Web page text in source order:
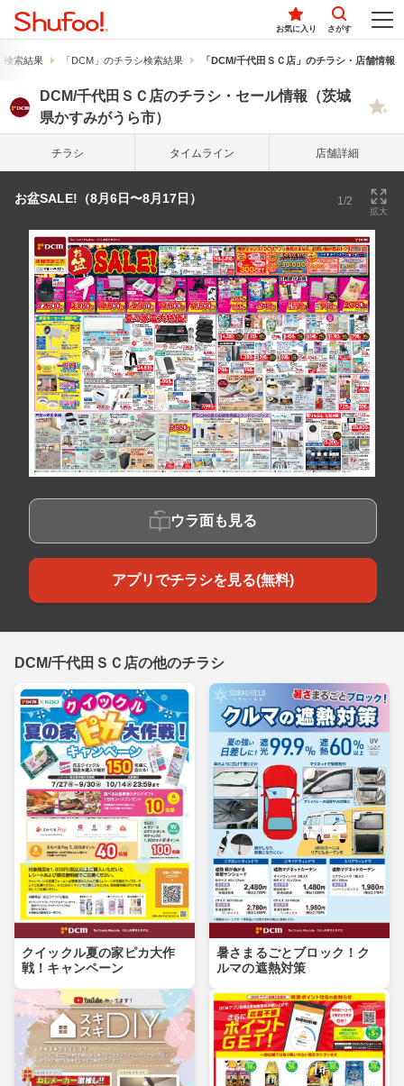
お気に入り さがす
検索結果 「DCM」のチラシ検索結果 「DCM/千代田ＳＣ店」のチラシ・店舗情報
DCM/千代田ＳＣ店のチラシ・セール情報（茨城
県かすみがうら市）
チラシ タイム ライン 店舗詳細
お盆SALE!（8月6日〜8月17日） 1/2
拡大
ウラ面も見る
アプリでチラシを見る(無料)
DCM/千代田ＳＣ店の他のチラシ
クイックル夏の家ピカ大作
戦！キャンペーン
暑さまるごとブロック！ク
ルマの遮熱対策